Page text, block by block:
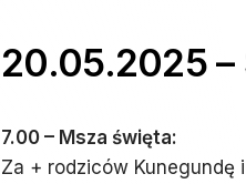
20.05.2025 –
7.00 – Msza święta:
Za + rodziców Kunegundę